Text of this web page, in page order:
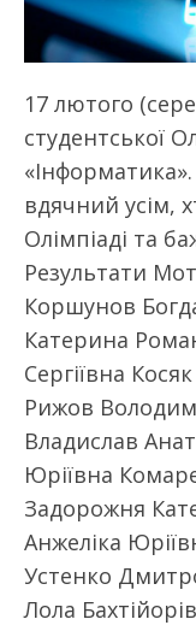
17 лютого
студентської
вдячний усім,
Олімпіаді та
Результати
Коршунов
Катерина
Сергіївна
Рижов
Владислав
Юріївна
Задорожня
Анжеліка
Устенко
Лола